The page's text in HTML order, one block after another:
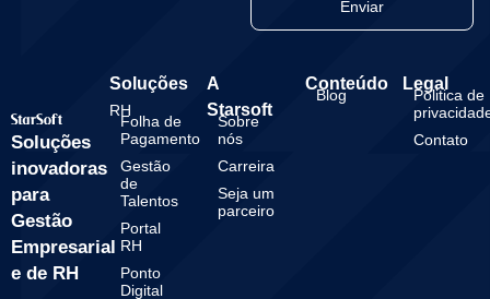
Enviar
Soluções
inovadoras
para
Gestão
Empresarial
e de RH
Soluções
RH
Folha de
Pagamento
Gestão
de
Talentos
Portal
RH
Ponto
Digital
A
Starsoft
Sobre
nós
Carreira
Seja um
parceiro
Conteúdo
Blog
Legal
Politica de
Contato